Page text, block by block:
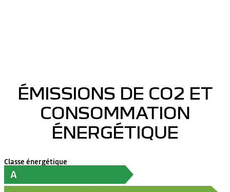
ÉMISSIONS DE CO2 ET
CONSOMMATION
ÉNERGÉTIQUE
Classe énergétique
A